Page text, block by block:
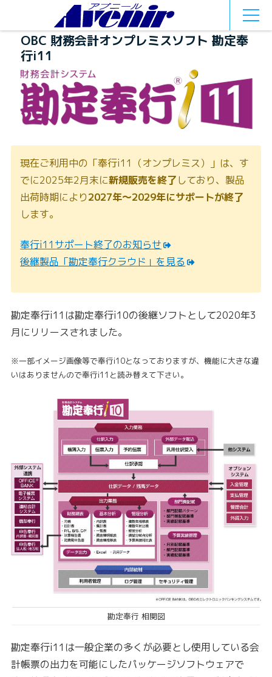
OBC 財務会計オンプレミスソフト 勘定奉
行i11
現在ご利用中の「奉行i11（オンプレミス）」は、す
でに2025年2月末に新規販売を終了しており、製品
出荷時期により2027年〜2029年にサポートが終了
します。
奉行i11サポート終了のお知らせ
後継製品「勘定奉行クラウド」を見る
勘定奉行i11は勘定奉行i10の後継ソフトとして2020年3
月にリリースされました。
※一部イメージ画像等で奉行i10となっておりますが、機能に大きな違
いはありませんので奉行i11と読み替えて下さい。
勘定奉行 相関図
勘定奉行i11は一般企業の多くが必要とし使用している会
計帳票の出力を可能にしたパッケージソフトウェアで
MEN